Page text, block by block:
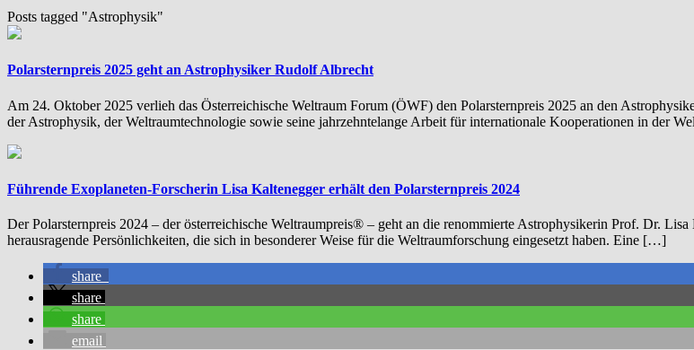
Posts tagged "Astrophysik"
Polarsternpreis 2025 geht an Astrophysiker Rudolf Albrecht
Am 24. Oktober 2025 verlieh das Österreichische Weltraum Forum (ÖWF) den Polarsternpreis 2025 an den
der Astrophysik, der Weltraumtechnologie sowie seine jahrzehntelange Arbeit für internationale Kooperationen in der
Führende Exoplaneten-Forscherin Lisa Kaltenegger erhält den Polarsternpreis 2024
Der Polarsternpreis 2024 – der österreichische Weltraumpreis® – geht an die renommierte Astrophysikerin Prof. Dr.
herausragende Persönlichkeiten, die sich in besonderer Weise für die Weltraumforschung eingesetzt haben. Eine […]
share
share
share
email